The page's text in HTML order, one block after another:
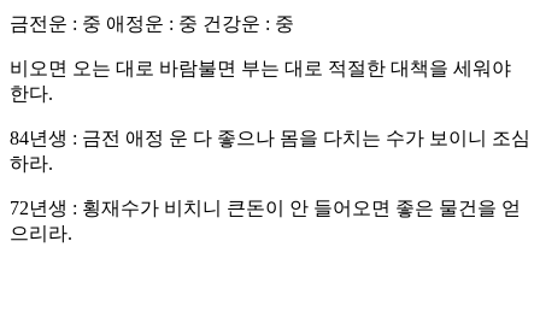
금전운 : 중 애정운 : 중 건강운 : 중
비오면 오는 대로 바람불면 부는 대로 적절한 대책을 세워야
한다.
84년생 : 금전 애정 운 다 좋으나 몸을 다치는 수가 보이니 조심
하라.
72년생 : 횡재수가 비치니 큰돈이 안 들어오면 좋은 물건을 얻
으리라.